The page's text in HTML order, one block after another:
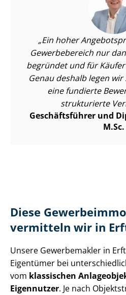
Ein hoher
Gewerbebereich nur
begründet und für
Genau deshalb legen
eine fundierte
strukturierte
Geschäftsführer und
M.Sc.
Diese
vermitteln wir in
Unsere Gewerbemakler in
Eigentümer bei
vom klassischen
Eigennutzer. Je nach